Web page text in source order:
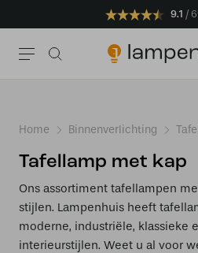
9.1
Home Binnenverlichting
Tafellamp met kap
Ons assortiment tafellampen
stijlen. Lampenhuis heeft
moderne, industriële, klassieke
interieurstijlen. Weet u al voor